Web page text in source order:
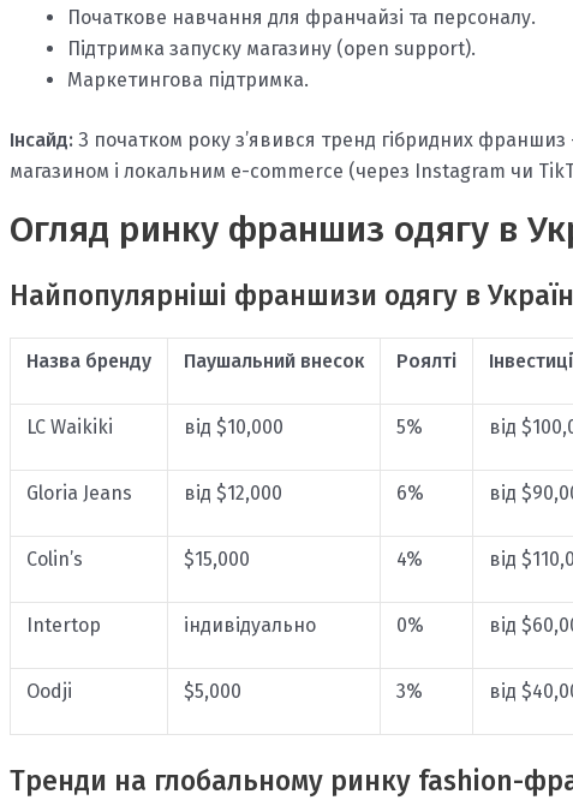
Початкове навчання для франчайзі та персоналу.
Підтримка запуску магазину (open support).
Маркетингова підтримка.
Інсайд: З початком року з’явився тренд гібридних
магазином і локальним e-commerce (через Instagram чи
Огляд ринку франшиз одягу в
Найпопулярніші франшизи одягу в
Назва бренду Паушальний внесок Роялті
LC Waikiki від $10,000 5% від
Gloria Jeans від $12,000 6% від
Colin’s $15,000 4% від
Intertop індивідуально 0% від
Oodji $5,000 3% від
Тренди на глобальному ринку fashion-